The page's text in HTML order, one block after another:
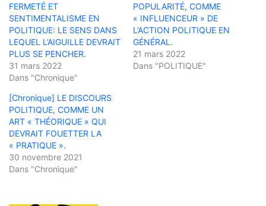
FERMETÉ ET
SENTIMENTALISME EN
POLITIQUE: LE SENS DANS
LEQUEL L’AIGUILLE DEVRAIT
PLUS SE PENCHER.
31 mars 2022
Dans "Chronique"
POPULARITÉ, COMME
« INFLUENCEUR » DE
L’ACTION POLITIQUE EN
GÉNÉRAL.
21 mars 2022
Dans "POLITIQUE"
[Chronique] LE DISCOURS
POLITIQUE, COMME UN
ART « THÉORIQUE » QUI
DEVRAIT FOUETTER LA
« PRATIQUE ».
30 novembre 2021
Dans "Chronique"